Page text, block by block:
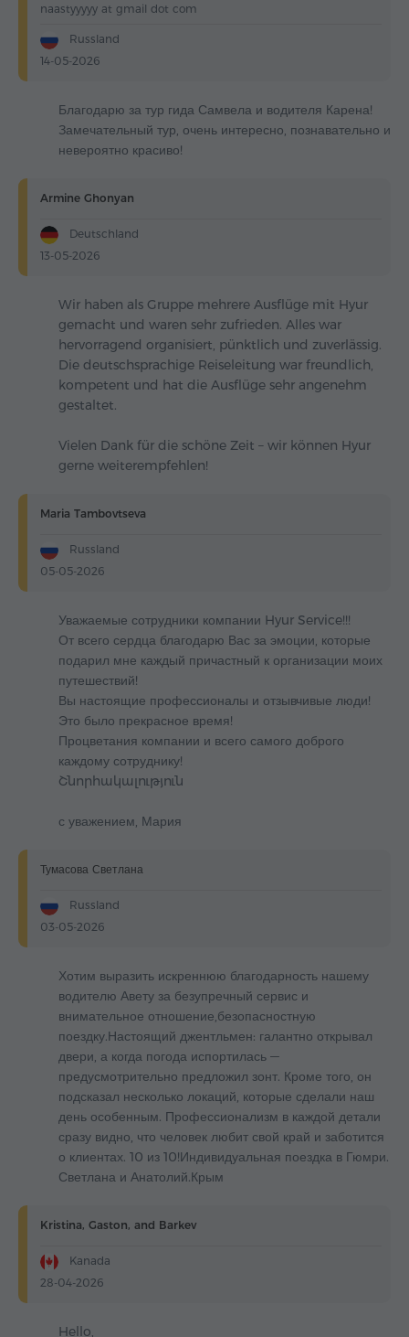
naastyyyyy at gmail dot com
Russland
14-05-2026
Благодарю за тур гида Самвела и водителя Карена!
Замечательный тур, очень интересно, познавательно и
невероятно красиво!
Armine Ghonyan
Deutschland
13-05-2026
Wir haben als Gruppe mehrere Ausflüge mit Hyur
gemacht und waren sehr zufrieden. Alles war
hervorragend organisiert, pünktlich und zuverlässig.
Die deutschsprachige Reiseleitung war freundlich,
kompetent und hat die Ausflüge sehr angenehm
gestaltet.
Vielen Dank für die schöne Zeit – wir können Hyur
gerne weiterempfehlen!
Maria Tambovtseva
Russland
05-05-2026
Уважаемые сотрудники компании Hyur Service!!!
От всего сердца благодарю Вас за эмоции, которые
подарил мне каждый причастный к организации моих
путешествий!
Вы настоящие профессионалы и отзывчивые люди!
Это было прекрасное время!
Процветания компании и всего самого доброго
каждому сотруднику!
Շնորհակալություն
с уважением, Мария
Тумасова Светлана
Russland
03-05-2026
Хотим выразить искреннюю благодарность нашему
водителю Авету за безупречный сервис и
внимательное отношение,безопасностную
поездку.Настоящий джентльмен: галантно открывал
двери, а когда погода испортилась —
предусмотрительно предложил зонт. Кроме того, он
подсказал несколько локаций, которые сделали наш
день особенным. Профессионализм в каждой детали
сразу видно, что человек любит свой край и заботится
о клиентах. 10 из 10!Индивидуальная поездка в Гюмри.
Светлана и Анатолий.Крым
Kristina, Gaston, and Barkev
Kanada
28-04-2026
Hello,